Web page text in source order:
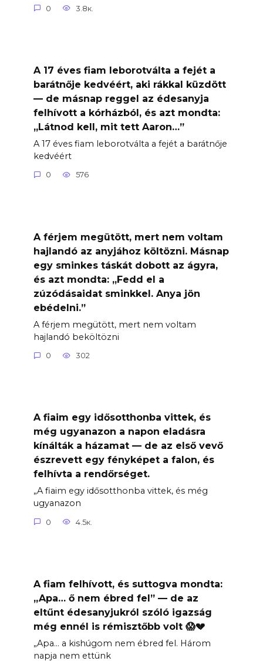
0 3.8к.
A 17 éves fiam leborotválta a fejét a
barátnője kedvéért, aki rákkal küzdött
— de másnap reggel az édesanyja
felhívott a kórházból, és azt mondta:
„Látnod kell, mit tett Aaron…”
A 17 éves fiam leborotválta a fejét a barátnője
kedvéért
0 576
A férjem megütött, mert nem voltam
hajlandó az anyjához költözni. Másnap
egy sminkes táskát dobott az ágyra,
és azt mondta: „Fedd el a
zúzódásaidat sminkkel. Anya jön
ebédelni.”
A férjem megütött, mert nem voltam
hajlandó beköltözni
0 302
A fiaim egy idősotthonba vittek, és
még ugyanazon a napon eladásra
kínálták a házamat — de az első vevő
észrevett egy fényképet a falon, és
felhívta a rendőrséget.
„A fiaim egy idősotthonba vittek, és még
ugyanazon
0 4.5к.
A fiam felhívott, és suttogva mondta:
„Apa… ő nem ébred fel” — de az
eltűnt édesanyjukról szóló igazság
még ennél is rémisztőbb volt 😱💔
„Apa… a kishúgom nem ébred fel. Három
napja nem ettünk